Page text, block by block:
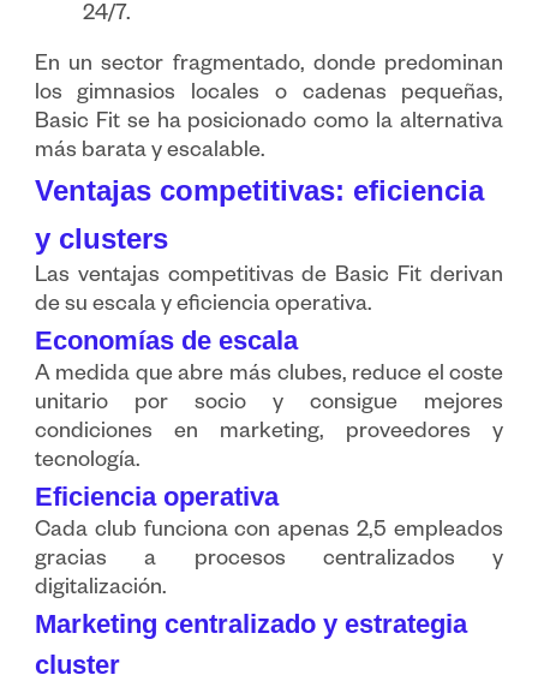
24/7.
En un sector fragmentado, donde predominan
los gimnasios locales o cadenas pequeñas,
Basic Fit se ha posicionado como la alternativa
más barata y escalable.
Ventajas competitivas: eficiencia
y clusters
Las ventajas competitivas de Basic Fit derivan
de su escala y eficiencia operativa.
Economías de escala
A medida que abre más clubes, reduce el coste
unitario por socio y consigue mejores
condiciones en marketing, proveedores y
tecnología.
Eficiencia operativa
Cada club funciona con apenas 2,5 empleados
gracias a procesos centralizados y
digitalización.
Marketing centralizado y estrategia
cluster